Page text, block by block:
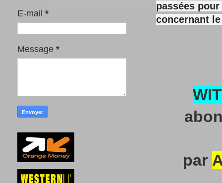
passées
concernant
par
E-mail *
Message *